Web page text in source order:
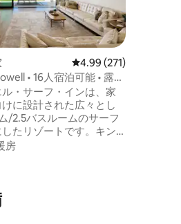
星の平均評価
レビュー271件、5つ
4.99 (271)
• 16人宿泊可能 • 露天
・サーフ・インは、家
に設計された広々とし
/2.5バスルームのサーフ
たリゾートです。キン
フルオーバーフルの2段
オでの星空観察、卓
ビ、オープンモダンキ
房